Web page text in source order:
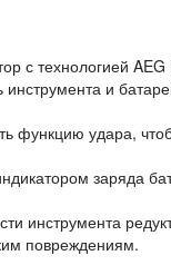
с технологией
и
функцию удара,
заряда
инструмента
повреждениям.